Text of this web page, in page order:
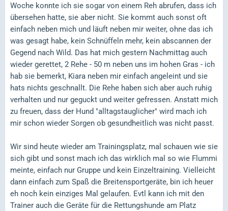
Woche konnte ich sie sogar von einem Reh abrufen, dass ich
übersehen hatte, sie aber nicht. Sie kommt auch sonst oft
einfach neben mich und läuft neben mir weiter, ohne das ich
was gesagt habe, kein Schnüffeln mehr, kein abscannen der
Gegend nach Wild. Das hat mich gestern Nachmittag auch
wieder gerettet, 2 Rehe - 50 m neben uns im hohen Gras - ich
hab sie bemerkt, Kiara neben mir einfach angeleint und sie
hats nichts geschnallt. Die Rehe haben sich aber auch ruhig
verhalten und nur geguckt und weiter gefressen. Anstatt mich
zu freuen, dass der Hund "alltagstauglicher" wird mach ich
mir schon wieder Sorgen ob gesundheitlich was nicht passt.
Wir sind heute wieder am Trainingsplatz, mal schauen wie sie
sich gibt und sonst mach ich das wirklich mal so wie Flummi
meinte, einfach nur Gruppe und kein Einzeltraining. Vielleicht
dann einfach zum Spaß die Breitensportgeräte, bin ich heuer
eh noch kein einziges Mal gelaufen. Evtl kann ich mit den
Trainer auch die Geräte für die Rettungshunde am Platz